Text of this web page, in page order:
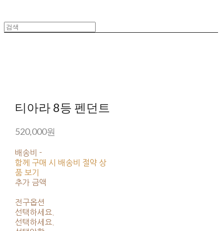
티아라 8등 펜던트
520,000원
배송비 -
함께 구매 시 배송비 절약 상
품 보기
추가 금액
전구옵션
선택하세요.
선택하세요.